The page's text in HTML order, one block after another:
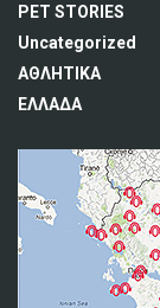
PET STORIES
Uncategorized
ΑΘΛΗΤΙΚΑ
ΕΛΛΑΔΑ